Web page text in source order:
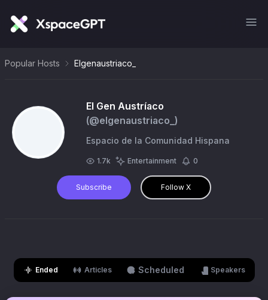
Popular Hosts Elgenaustriaco_
El Gen Austríaco
(@elgenaustriaco_ )
Espacio de la Comunidad Hispana
1.7k Entertainment 0
Subscribe Follow X
Ended Articles Scheduled Speakers